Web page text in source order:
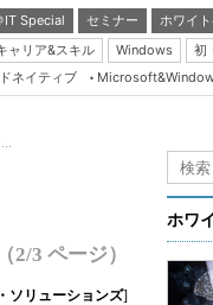
IT Special セミナー
ホワイ
ャリア&スキル Windows
初
Server & Storage
Database Expert
ネイティブ
（2/3 ページ）
ソリューションズ]
ホワ